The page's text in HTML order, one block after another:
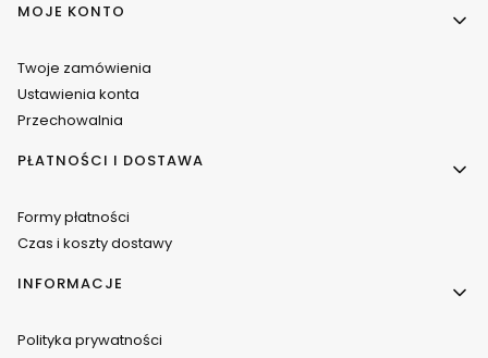
MOJE KONTO
Twoje zamówienia
Ustawienia konta
Przechowalnia
PŁATNOŚCI I DOSTAWA
Formy płatności
Czas i koszty dostawy
INFORMACJE
Polityka prywatności